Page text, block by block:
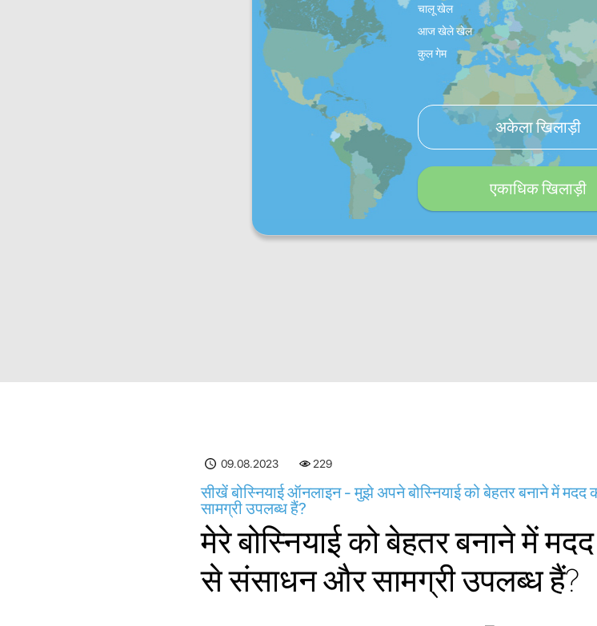
चालू खेल
आज खेले खेल
कुल गेम
अकेला खिलाड़ी
एकाधिक खिलाड़ी
09.08.2023 230
सीखें बोस्नियाई ऑनलाइन - मुझे अपने बोस्नियाई को बेहतर बनाने में
सामग्री उपलब्ध हैं?
मेरे बोस्नियाई को बेहतर बनाने में
से संसाधन और सामग्री उपलब्ध हैं?